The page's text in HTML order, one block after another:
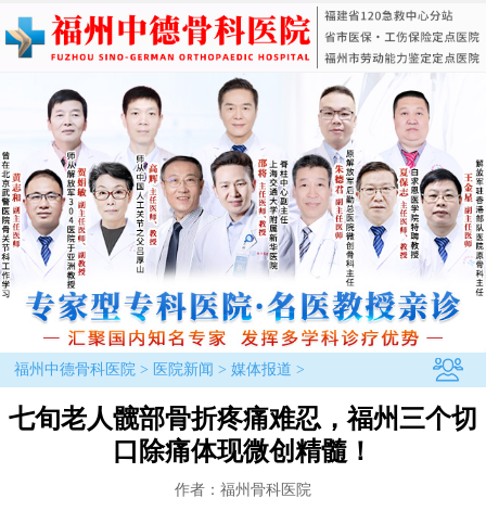
福州中德骨科医院> 医院新闻 > 媒体报道 >
七旬老人髋部骨折疼痛难忍，福州三个切
口除痛体现微创精髓！
作者：福州骨科医院